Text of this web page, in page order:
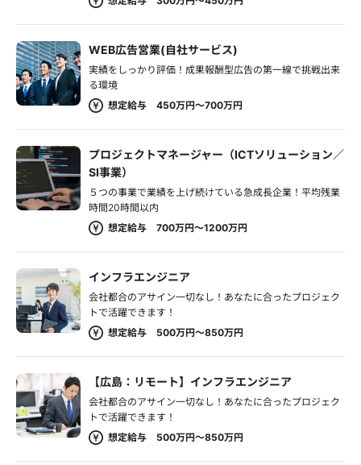
WEB広告営業(自社サービス)
実績をしっかり評価！成果報酬型広告の第一線で挑戦出来
る環境
想定給与 450万円～700万円
プロジェクトマネージャー（ICTソリューション／
SI事業）
５つの事業で業績を上げ続けている急成長企業！平均残業
時間20時間以内
想定給与 700万円～1200万円
インフラエンジニア
会社都合のアサイン一切なし！あなたに合ったプロジェク
トで活躍できます！
想定給与 500万円～850万円
【広島：リモート】インフラエンジニア
会社都合のアサイン一切なし！あなたに合ったプロジェク
トで活躍できます！
想定給与 500万円～850万円